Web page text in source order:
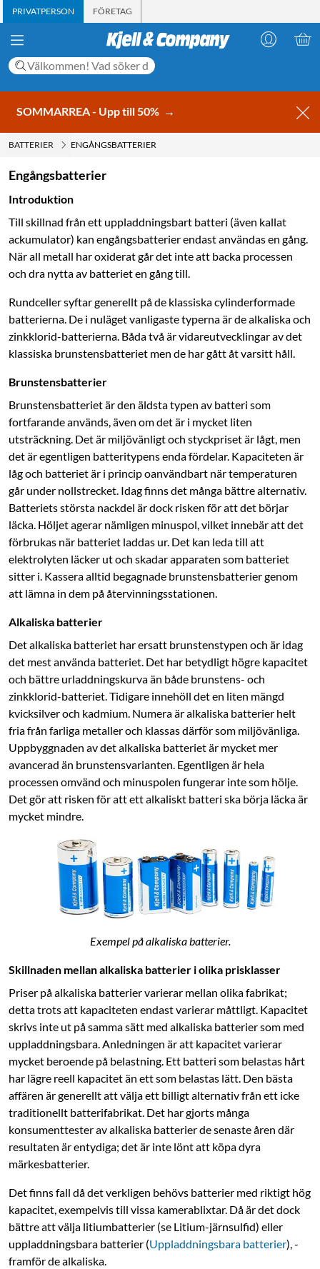
PRIVATPERSON FÖRETAG
SOMMARREA - Upp till 50% →
BATTERIER ENGÅNGSBATTERIER
Engångsbatterier
Introduktion
Till skillnad från ett uppladdningsbart batteri (även kallat
ackumulator) kan engångsbatterier endast användas en gång.
När all metall har oxiderat går det inte att backa processen
och dra nytta av batteriet en gång till.
Rundceller syftar generellt på de klassiska cylinderformade
batterierna. De i nuläget vanligaste typerna är de alkaliska och
zinkklorid-batterierna. Båda två är vidare­utvecklingar av det
klassiska brunstensbatteriet men de har gått åt varsitt håll.
Brunstensbatterier
Brunstensbatteriet är den äldsta typen av batteri som
fortfarande används, även om det är i mycket liten
utsträckning. Det är miljövänligt och styckpriset är lågt, men
det är egentligen batteritypens enda fördelar. Kapaciteten är
låg och batteriet är i princip oanvändbart när temperaturen
går under nollstrecket. Idag finns det många bättre alternativ.
Batteriets största nackdel är dock risken för att det börjar
läcka. Höljet agerar nämligen minuspol, vilket innebär att det
förbrukas när batteriet laddas ur. Det kan leda till att
elektrolyten läcker ut och skadar apparaten som batteriet
sitter i. Kassera alltid begagnade brunstensbatterier genom
att lämna in dem på återvinningsstationen.
Alkaliska batterier
Det alkaliska batteriet har ersatt brunstenstypen och är idag
det mest använda batteriet. Det har betydligt högre kapacitet
och bättre urladdningskurva än både brunstens- och
zinkklorid-batteriet. Tidigare innehöll det en liten mängd
kvicksilver och kadmium. Numera är alkaliska batterier helt
fria från farliga metaller och klassas därför som miljövänliga.
Uppbyggnaden av det alkaliska batteriet är mycket mer
avancerad än brunstensvarianten. Egentligen är hela
processen omvänd och minuspolen fungerar inte som hölje.
Det gör att risken för att ett alkaliskt batteri ska börja läcka är
mycket mindre.
Exempel på alkaliska batterier.
Skillnaden mellan alkaliska batterier i olika prisklasser
Priser på alkaliska batterier varierar mellan olika fabrikat;
detta trots att kapaciteten endast varierar måttligt. Kapacitet
skrivs inte ut på samma sätt med alkaliska batterier som med
uppladdningsbara. Anledningen är att kapacitet varierar
mycket beroende på belastning. Ett batteri som belastas hårt
har lägre reell kapacitet än ett som belastas lätt. Den bästa
affären är generellt att välja ett billigt alternativ från ett icke
traditionellt batterifabrikat. Det har gjorts många
konsumenttester av alkaliska batterier de senaste åren där
resultaten är entydiga; det är inte lönt att köpa dyra
märkesbatterier.
Det finns fall då det verkligen behövs batterier med riktigt hög
kapacitet, exempelvis till vissa kamerablixtar. Då är det dock
bättre att välja litiumbatterier (se Litium-järnsulfid) eller
uppladdningsbara batterier (Uppladdningsbara batterier), ­
fram­för de alkaliska.